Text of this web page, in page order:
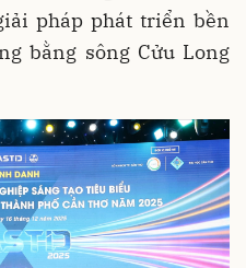
pháp phát triển bền
bằng sông Cửu Long